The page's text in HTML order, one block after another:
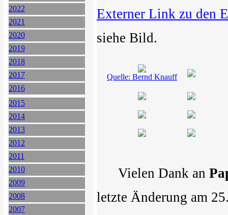
2022
2021
2020
2019
2018
2017
2016
2015
2014
2013
2012
2011
2010
2009
2008
2007
Externer Link zu den
siehe Bild.
Quelle: Bernd Knauff
Vielen Dank an
letzte Änderung am